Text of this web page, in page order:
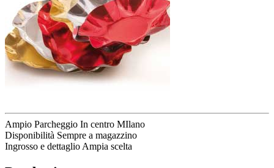
Ampio Parcheggio In centro MIlano
Disponibilità Sempre a magazzino
Ingrosso e dettaglio Ampia scelta